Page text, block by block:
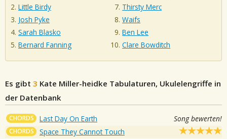
Little Birdy
Josh Pyke
Sarah Blasko
Bernard Fanning
Thirsty Merc
Waifs
Ben Lee
Clare Bowditch
Es gibt 3 Kate Miller-heidke Tabulaturen, Ukulelengriffe in
der Datenbank
CHORDS Last Day On Earth Song bewerten!
CHORDS Space They Cannot Touch